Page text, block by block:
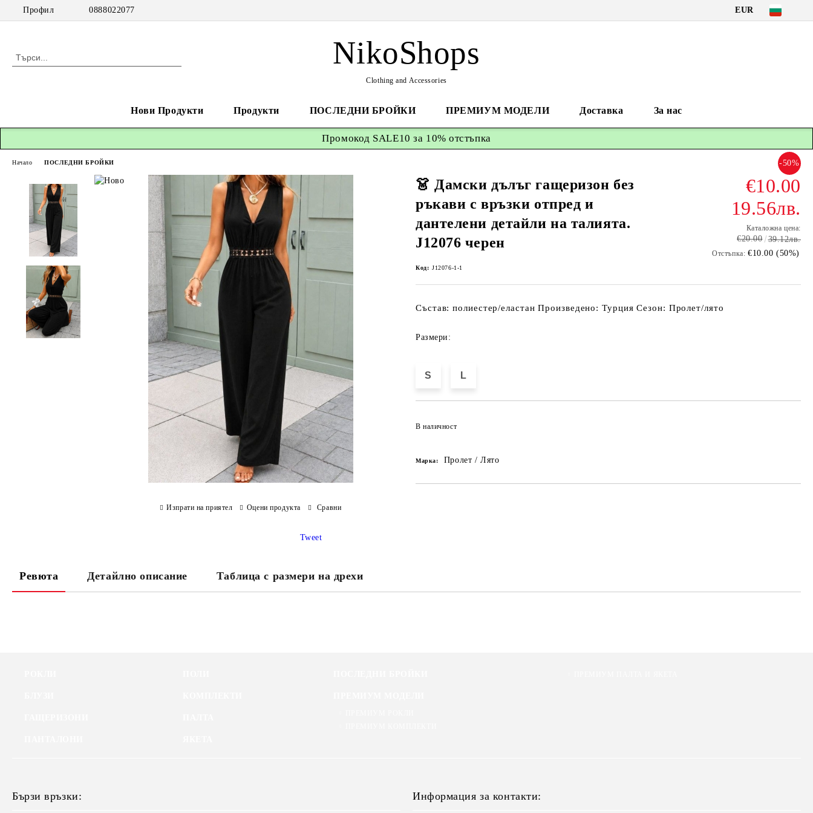
Профил 0888022077 EUR
NikoShops
Clothing and Accessories
Нови Продукти Продукти ПОСЛЕДНИ БРОЙКИ ПРЕМИУМ МОДЕЛИ Доставка За нас
Промокод SALE10 за 10% отстъпка
Начало ПОСЛЕДНИ БРОЙКИ
👗 Дамски дълъг гащеризон без
ръкави с връзки отпред и
дантелени детайли на талията.
J12076 черен
-50%
€10.00
19.56лв.
Каталожна цена:
€20.00 39.12лв.
Отстъпка: €10.00 (50%)
Код: J12076-1-1
Състав: полиестер/еластан Произведено: Турция Сезон: Пролет/лято
Размери:
S L
В наличност
Марка: Пролет / Лято
Изпрати на приятел Оцени продукта Сравни
Tweet
Ревюта Детайлно описание Таблица с размери на дрехи
Бързи връзки: Информация за контакти: